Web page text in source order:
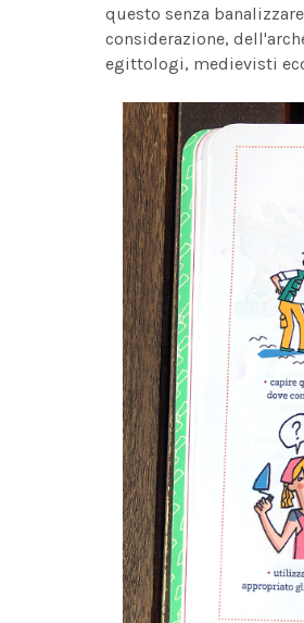
questo senza
considerazione,
egittologi, medievisti